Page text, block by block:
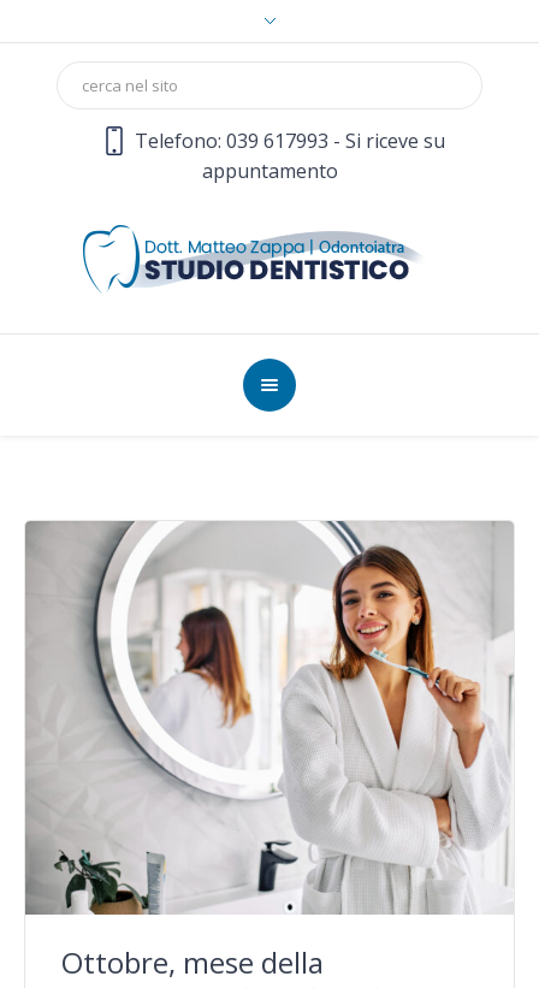
Telefono: 039 617993 - Si riceve su
appuntamento
Ottobre, mese della